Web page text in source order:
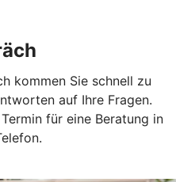
kommen Sie schnell zu
auf Ihre Fragen.
für eine Beratung in